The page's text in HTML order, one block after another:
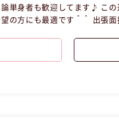
りのアパート・マンションは基本的に2DK以
行ってます！！ 北は北海道から南は九州ま